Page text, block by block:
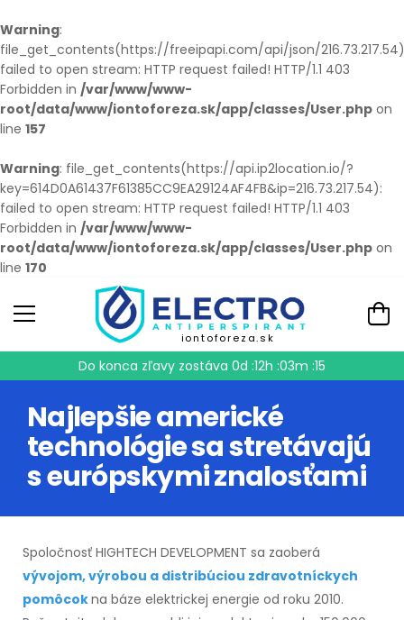
Warning:
file_get_contents(https://freeipapi.com/api/json/
failed to open stream: HTTP request failed! HTTP/1.1 403
Forbidden in /var/www/www-
root/data/www/iontoforeza.sk/app/classes/User.php on
line 157
Warning: file_get_contents(https://api.ip2location.io/?
key=614D0A61437F61385CC9EA29124AF4FB&ip=216.73.217.54):
failed to open stream: HTTP request failed! HTTP/1.1 403
Forbidden in /var/www/www-
root/data/www/iontoforeza.sk/app/classes/User.php on
line 170
iontoforeza.sk
Do konca zľavy zostáva 0d :12h :03m :15
Najlepšie americké
technológie sa stretávajú
s európskymi znalosťami
Spoločnosť HIGHTECH DEVELOPMENT sa zaoberá
vývojom, výrobou a distribúciou zdravotníckych
pomôcokna báze elektrickej energie od roku 2010.